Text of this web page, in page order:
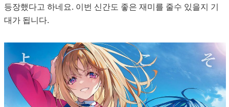
등장했다고 하네요. 이번 신간도 좋은 재미를 줄수 있을지 기
대가 됩니다.